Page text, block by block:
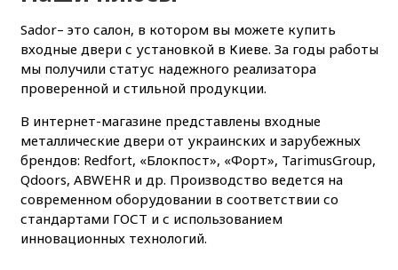
Sador– это салон, в котором вы можете купить
входные двери с установкой в Киеве. За годы работы
мы получили статус надежного реализатора
проверенной и стильной продукции.
В интернет-магазине представлены входные
металлические двери от украинских и зарубежных
брендов: Redfort, «Блокпост», «Форт», TarimusGroup,
Qdoors, ABWEHR и др. Производство ведется на
современном оборудовании в соответствии со
стандартами ГОСТ и с использованием
инновационных технологий.